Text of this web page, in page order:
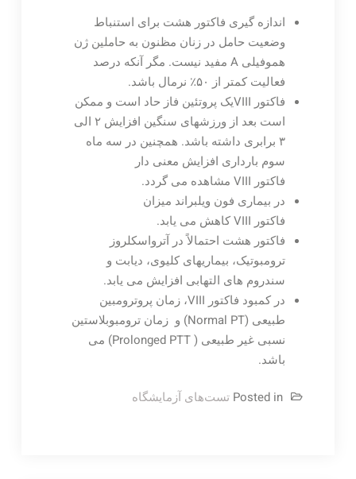
اندازه گیری فاکتور هشت برای استنباط
وضعیت حامل در زنان مظنون به حاملین ژن
هموفیلی A مفید نیست. مگر آنکه درصد
فعالیت کمتر از ۵۰٪ نرمال باشد.
فاکتور VIIIیک پروتئین فاز حاد است و ممکن
است بعد از ورزشهای سنگین افزایش ۲ الی
۳ برابری داشته باشد. همچنین در سه ماه
سوم بارداری افزایش معنی دار
فاکتور VIII مشاهده می گردد.
در بیماری فون ویلبراند میزان
فاکتور VIII کاهش می یابد.
فاکتور هشت احتمالاً در آترواسکلروز
ترومبوتیک، بیماریهای کلیوی، دیابت و
سندروم های التهابی افزایش می یابد.
در کمبود فاکتور VIII، زمان پروترومبین
طبیعی (Normal PT) و زمان ترومبوبلاستین
نسبی غیر طبیعی ( Prolonged PTT) می
باشد.
Posted in تست‌های آزمایشگاه